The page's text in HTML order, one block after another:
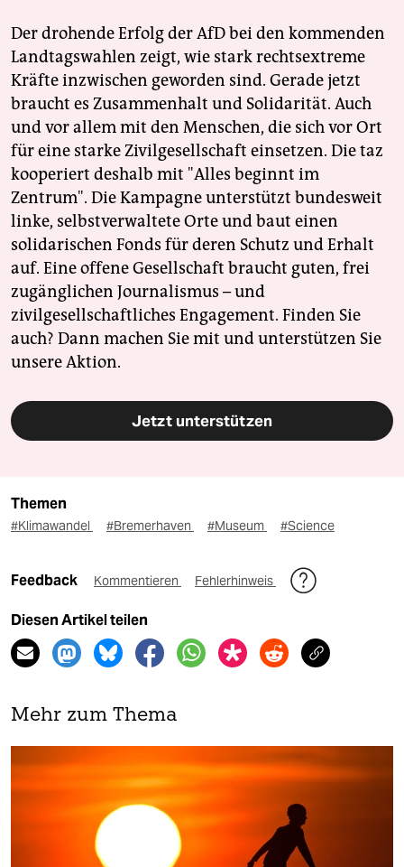
Der drohende Erfolg der AfD bei den kommenden
Landtagswahlen zeigt, wie stark rechtsextreme
Kräfte inzwischen geworden sind. Gerade jetzt
braucht es Zusammenhalt und Solidarität. Auch
und vor allem mit den Menschen, die sich vor Ort
für eine starke Zivilgesellschaft einsetzen. Die taz
kooperiert deshalb mit "Alles beginnt im
Zentrum". Die Kampagne unterstützt bundesweit
linke, selbstverwaltete Orte und baut einen
solidarischen Fonds für deren Schutz und Erhalt
auf. Eine offene Gesellschaft braucht guten, frei
zugänglichen Journalismus – und
zivilgesellschaftliches Engagement. Finden Sie
auch? Dann machen Sie mit und unterstützen Sie
unsere Aktion.
Jetzt unterstützen
Themen
#Klimawandel #Bremerhaven #Museum #Science
Feedback Kommentieren Fehlerhinweis
Diesen Artikel teilen
Mehr zum Thema